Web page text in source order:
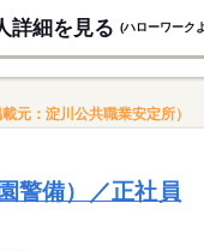
詳細を見る (ハローワーク
元：淀川公共職業安定所）
警備）／正社員